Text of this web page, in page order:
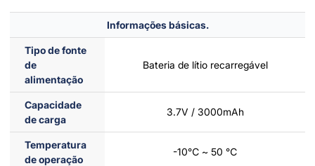
Informações básicas.
Tipo de fonte
de
alimentação
Bateria de lítio recarregável
Capacidade
de carga
3.7V / 3000mAh
Temperatura
de operação
-10℃ ~ 50 ℃